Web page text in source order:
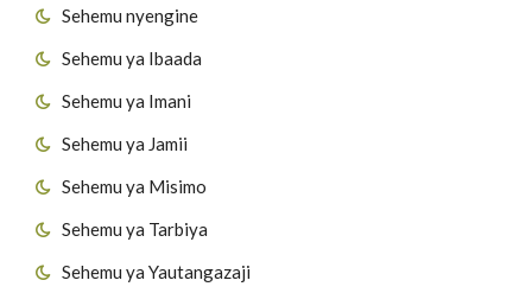
Sehemu nyengine
Sehemu ya Ibaada
Sehemu ya Imani
Sehemu ya Jamii
Sehemu ya Misimo
Sehemu ya Tarbiya
Sehemu ya Yautangazaji